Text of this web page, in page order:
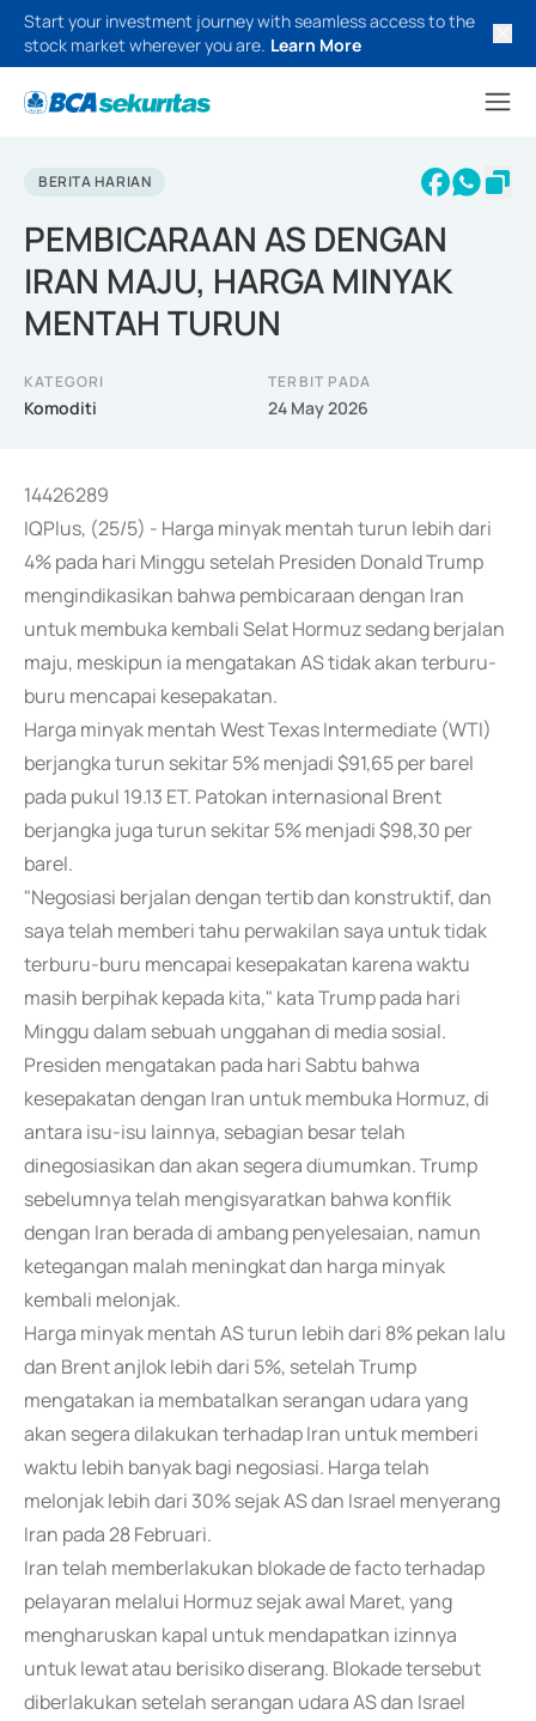
Start your investment journey with seamless access to the
stock market wherever you are. Learn More
BERITA HARIAN
PEMBICARAAN AS DENGAN
IRAN MAJU, HARGA MINYAK
MENTAH TURUN
KATEGORI
Komoditi
TERBIT PADA
24 May 2026
14426289
IQPlus, (25/5) - Harga minyak mentah turun lebih dari
4% pada hari Minggu setelah Presiden Donald Trump
mengindikasikan bahwa pembicaraan dengan Iran
untuk membuka kembali Selat Hormuz sedang berjalan
maju, meskipun ia mengatakan AS tidak akan terburu-
buru mencapai kesepakatan.
Harga minyak mentah West Texas Intermediate (WTI)
berjangka turun sekitar 5% menjadi $91,65 per barel
pada pukul 19.13 ET. Patokan internasional Brent
berjangka juga turun sekitar 5% menjadi $98,30 per
barel.
"Negosiasi berjalan dengan tertib dan konstruktif, dan
saya telah memberi tahu perwakilan saya untuk tidak
terburu-buru mencapai kesepakatan karena waktu
masih berpihak kepada kita," kata Trump pada hari
Minggu dalam sebuah unggahan di media sosial.
Presiden mengatakan pada hari Sabtu bahwa
kesepakatan dengan Iran untuk membuka Hormuz, di
antara isu-isu lainnya, sebagian besar telah
dinegosiasikan dan akan segera diumumkan. Trump
sebelumnya telah mengisyaratkan bahwa konflik
dengan Iran berada di ambang penyelesaian, namun
ketegangan malah meningkat dan harga minyak
kembali melonjak.
Harga minyak mentah AS turun lebih dari 8% pekan lalu
dan Brent anjlok lebih dari 5%, setelah Trump
mengatakan ia membatalkan serangan udara yang
akan segera dilakukan terhadap Iran untuk memberi
waktu lebih banyak bagi negosiasi. Harga telah
melonjak lebih dari 30% sejak AS dan Israel menyerang
Iran pada 28 Februari.
Iran telah memberlakukan blokade de facto terhadap
pelayaran melalui Hormuz sejak awal Maret, yang
mengharuskan kapal untuk mendapatkan izinnya
untuk lewat atau berisiko diserang. Blokade tersebut
diberlakukan setelah serangan udara AS dan Israel